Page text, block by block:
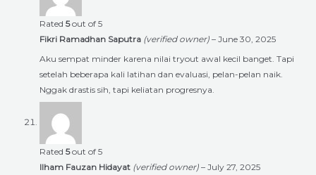
Rated 5out of 5
Fikri Ramadhan Saputra (verified owner) – June 30, 2025
Aku sempat minder karena nilai tryout awal kecil banget. Tapi
setelah beberapa kali latihan dan evaluasi, pelan-pelan naik.
Nggak drastis sih, tapi keliatan progresnya.
Rated 5out of 5
Ilham Fauzan Hidayat (verified owner) – July 27, 2025